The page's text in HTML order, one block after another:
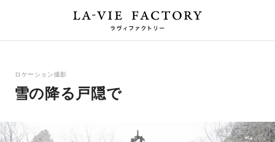
ロケーション撮影
雪の降る戸隠で